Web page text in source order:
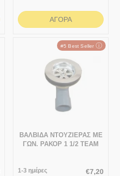
ΑΓΟΡΆ
#5 Best Seller ⓘ
ΒΑΛΒΙΔΑ ΝΤΟΥΖΙΕΡΑΣ ΜΕ
ΓΩΝ. ΡΑΚΟΡ 1 1/2 ΤΕΑΜ
1-3 ημέρες €7,20